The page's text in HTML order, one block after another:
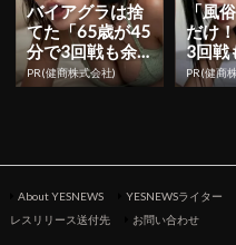
バイアグラは捨
てた「65歳が45
分で3回戦も余
裕」1日31円で
朝まで絶好調！
PR(健商株式会社)
「風
だけ
3回戦
80円
好調
PR(健商
About YESNEWS YESNEWSライター
レスリリース送付先
お問い合わせ